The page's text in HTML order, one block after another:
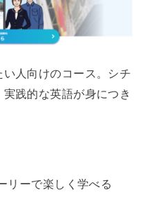
人向けのコース。シチ
践的な英語が身につき
リーで楽しく学べる